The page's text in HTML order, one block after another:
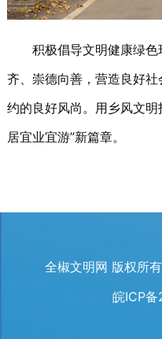
积极倡导文明健康绿
齐、崇德向善，营造良好
约的良好风尚。用乡风文
居宜业宜游”新篇章。
全椒文明网 版权所
皖ICP